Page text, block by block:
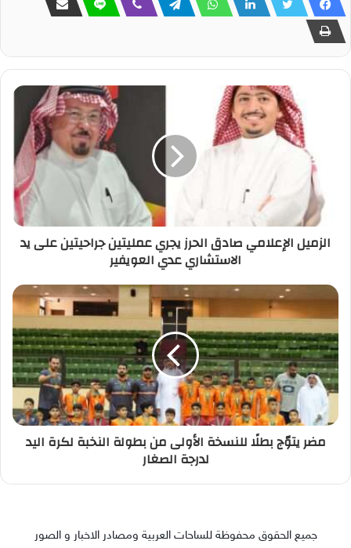
الزميل الإعلامي صادق الحرز يجري عمليتين جراحيتين على يد
الاستشاري عدي العويفير
مضر يتوّج بطلًا للنسخة الأولى من بطولة النخبة لكرة اليد
لدرجة الصغار
جميع الحقوق محفوظة للساحات العربية ومصادر الاخبار و الصور